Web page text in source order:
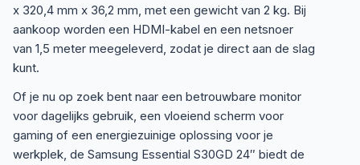
x 320,4 mm x 36,2 mm, met een gewicht van 2 kg. Bij
aankoop worden een HDMI-kabel en een netsnoer
van 1,5 meter meegeleverd, zodat je direct aan de slag
kunt.
Of je nu op zoek bent naar een betrouwbare monitor
voor dagelijks gebruik, een vloeiend scherm voor
gaming of een energiezuinige oplossing voor je
werkplek, de Samsung Essential S30GD 24″ biedt de